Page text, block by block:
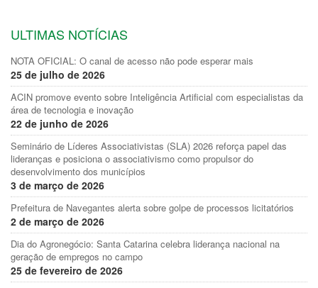
ULTIMAS NOTÍCIAS
NOTA OFICIAL: O canal de acesso não pode esperar mais
25 de julho de 2026
ACIN promove evento sobre Inteligência Artificial com especialistas da
área de tecnologia e inovação
22 de junho de 2026
Seminário de Líderes Associativistas (SLA) 2026 reforça papel das
lideranças e posiciona o associativismo como propulsor do
desenvolvimento dos municípios
3 de março de 2026
Prefeitura de Navegantes alerta sobre golpe de processos licitatórios
2 de março de 2026
Dia do Agronegócio: Santa Catarina celebra liderança nacional na
geração de empregos no campo
25 de fevereiro de 2026